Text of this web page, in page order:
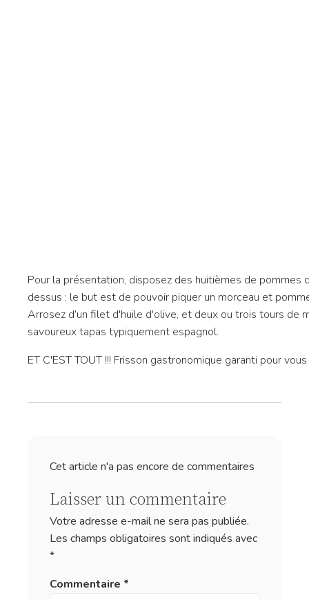
Pour la présentation, disposez des huitièmes de
dessus : le but est de pouvoir piquer un morceau et
Arrosez d’un filet d'huile d'olive, et deux ou trois tours de
savoureux tapas typiquement espagnol.
ET C'EST TOUT !!! Frisson gastronomique garanti pour
Cet article n'a pas encore de commentaires
Laisser un commentaire
Votre adresse e-mail ne sera pas publiée.
Les champs obligatoires sont indiqués avec
*
Commentaire *